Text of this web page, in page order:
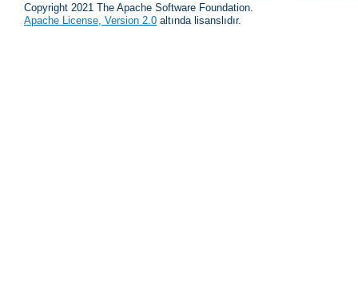
Copyright 2021 The Apache Software Foundation.
Apache License, Version 2.0 altında lisanslıdır.